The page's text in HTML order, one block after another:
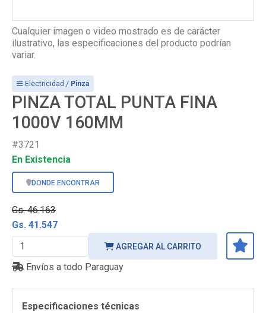
Cualquier imagen o video mostrado es de carácter
ilustrativo, las especificaciones del producto podrían
variar.
Electricidad / Pinza
PINZA TOTAL PUNTA FINA
1000V 160MM
#3721
En Existencia
DONDE ENCONTRAR
Gs. 46.163
Gs. 41.547
AGREGAR AL CARRITO
Envíos a todo Paraguay
Especificaciones técnicas